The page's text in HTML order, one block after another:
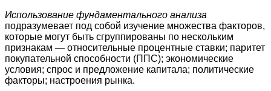
Использование фундаментального анализа
подразумевает под собой изучение множества факторов,
которые могут быть сгруппированы по нескольким
признакам — относительные процентные ставки; паритет
покупательной способности (ППС); экономические
условия; спрос и предложение капитала; политические
факторы; настроения рынка.